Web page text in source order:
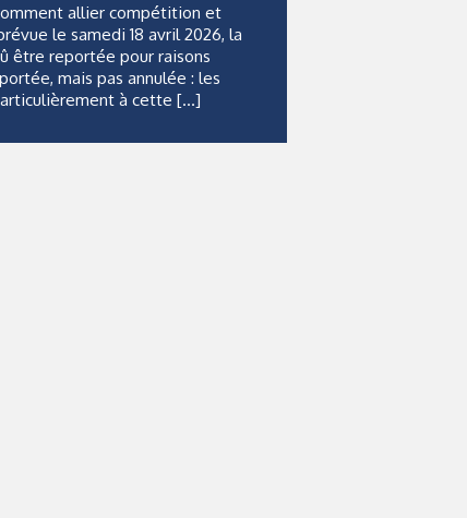
allier compétition et
le samedi 18 avril 2026, la
être reportée pour raisons
mais pas annulée : les
à cette […]